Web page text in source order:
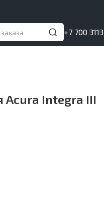
+7 700
Acura Integra III